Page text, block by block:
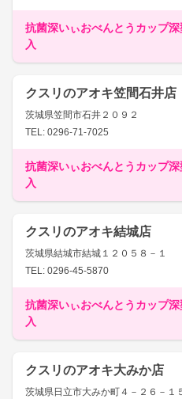
抗菌深いぃおべんとうカップ
入
クスリのアオキ笠間石井店
茨城県笠間市石井２０９２
TEL: 0296-71-7025
抗菌深いぃおべんとうカップ
入
クスリのアオキ結城店
茨城県結城市結城１２０５８－１
TEL: 0296-45-5870
抗菌深いぃおべんとうカップ
入
クスリのアオキ大みか店
茨城県日立市大みか町４－２６－１